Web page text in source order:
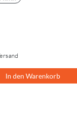
In den Warenkorb